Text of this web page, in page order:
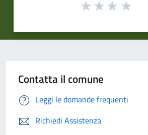
Contatta il comune
Leggi le domande frequenti
Richiedi Assistenza